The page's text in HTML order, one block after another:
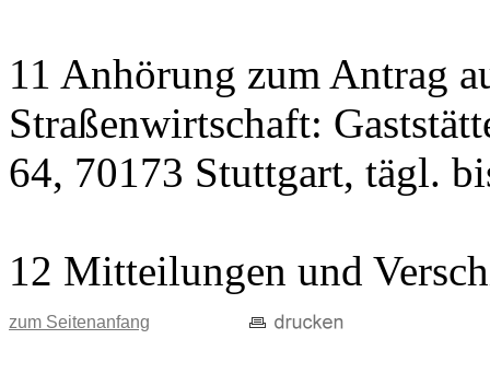
11 Anhörung zum Antrag
Straßenwirtschaft:
64, 70173 Stuttgart, tägl.
12 Mitteilungen und
zum Seitenanfang